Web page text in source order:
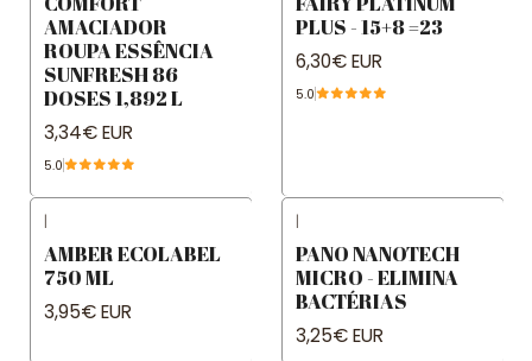
AMACIADOR
ROUPA ESSÊNCIA
SUNFRESH 86
DOSES 1,892 L
3,34€ EUR
5.0
PLUS - 15+8 =23
6,30€ EUR
5.0
|
AMBER ECOLABEL
750 ML
3,95€ EUR
|
PANO NANOTECH
MICRO - ELIMINA
BACTÉRIAS
3,25€ EUR